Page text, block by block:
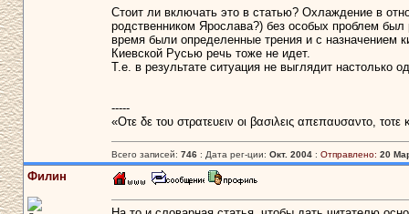
Стоит ли включать это в статью? Охлаждение в
родственником Ярослава?) без особых проблем
время были определенные трения и с назначением
Киевской Русью речь тоже не идет.
Т.е. в результате ситуация не выглядит настолько
-----
«Οτε δε του στρατευειν οι βασιλεις απεπαυσαντο,
Всего записей: 746: Дата рег-ции: Окт. 2004: Отправлено: 20
Филин